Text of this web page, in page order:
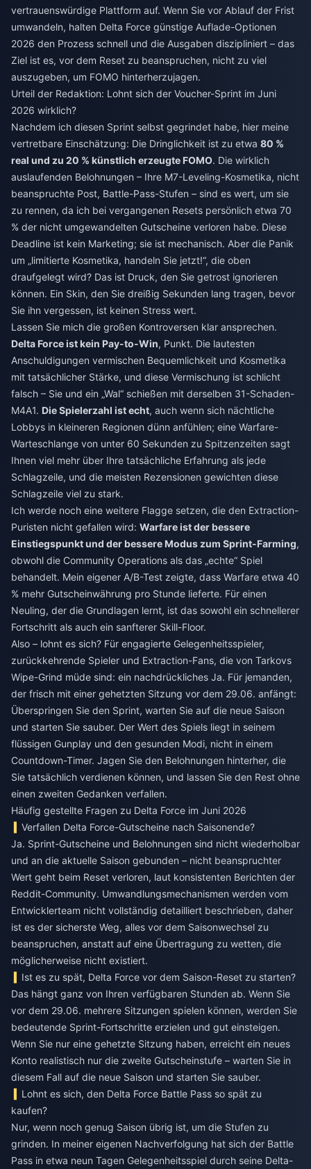
vertrauenswürdige Plattform auf. Wenn Sie vor Ablauf der Frist
umwandeln, halten Delta Force günstige Auflade-Optionen
2026 den Prozess schnell und die Ausgaben diszipliniert – das
Ziel ist es, vor dem Reset zu beanspruchen, nicht zu viel
auszugeben, um FOMO hinterherzujagen.
Urteil der Redaktion: Lohnt sich der Voucher-Sprint im Juni
2026 wirklich?
Nachdem ich diesen Sprint selbst gegrindet habe, hier meine
vertretbare Einschätzung: Die Dringlichkeit ist zu etwa 80 %
real und zu 20 % künstlich erzeugte FOMO. Die wirklich
auslaufenden Belohnungen – Ihre M7-Leveling-Kosmetika, nicht
beanspruchte Post, Battle-Pass-Stufen – sind es wert, um sie
zu rennen, da ich bei vergangenen Resets persönlich etwa 70
% der nicht umgewandelten Gutscheine verloren habe. Diese
Deadline ist kein Marketing; sie ist mechanisch. Aber die Panik
um „limitierte Kosmetika, handeln Sie jetzt!“, die oben
draufgelegt wird? Das ist Druck, den Sie getrost ignorieren
können. Ein Skin, den Sie dreißig Sekunden lang tragen, bevor
Sie ihn vergessen, ist keinen Stress wert.
Lassen Sie mich die großen Kontroversen klar ansprechen.
Delta Force ist kein Pay-to-Win, Punkt. Die lautesten
Anschuldigungen vermischen Bequemlichkeit und Kosmetika
mit tatsächlicher Stärke, und diese Vermischung ist schlicht
falsch – Sie und ein „Wal“ schießen mit derselben 31-Schaden-
M4A1. Die Spielerzahl ist echt, auch wenn sich nächtliche
Lobbys in kleineren Regionen dünn anfühlen; eine Warfare-
Warteschlange von unter 60 Sekunden zu Spitzenzeiten sagt
Ihnen viel mehr über Ihre tatsächliche Erfahrung als jede
Schlagzeile, und die meisten Rezensionen gewichten diese
Schlagzeile viel zu stark.
Ich werde noch eine weitere Flagge setzen, die den Extraction-
Puristen nicht gefallen wird: Warfare ist der bessere
Einstiegspunkt und der bessere Modus zum Sprint-Farming,
obwohl die Community Operations als das „echte“ Spiel
behandelt. Mein eigener A/B-Test zeigte, dass Warfare etwa 40
% mehr Gutscheinwährung pro Stunde lieferte. Für einen
Neuling, der die Grundlagen lernt, ist das sowohl ein schnellerer
Fortschritt als auch ein sanfterer Skill-Floor.
Also – lohnt es sich? Für engagierte Gelegenheitsspieler,
zurückkehrende Spieler und Extraction-Fans, die von Tarkovs
Wipe-Grind müde sind: ein nachdrückliches Ja. Für jemanden,
der frisch mit einer gehetzten Sitzung vor dem 29.06. anfängt:
Überspringen Sie den Sprint, warten Sie auf die neue Saison
und starten Sie sauber. Der Wert des Spiels liegt in seinem
flüssigen Gunplay und den gesunden Modi, nicht in einem
Countdown-Timer. Jagen Sie den Belohnungen hinterher, die
Sie tatsächlich verdienen können, und lassen Sie den Rest ohne
einen zweiten Gedanken verfallen.
Häufig gestellte Fragen zu Delta Force im Juni 2026
Verfallen Delta Force-Gutscheine nach Saisonende?
Ja. Sprint-Gutscheine und Belohnungen sind nicht wiederholbar
und an die aktuelle Saison gebunden – nicht beanspruchter
Wert geht beim Reset verloren, laut konsistenten Berichten der
Reddit-Community. Umwandlungsmechanismen werden vom
Entwicklerteam nicht vollständig detailliert beschrieben, daher
ist es der sicherste Weg, alles vor dem Saisonwechsel zu
beanspruchen, anstatt auf eine Übertragung zu wetten, die
möglicherweise nicht existiert.
Ist es zu spät, Delta Force vor dem Saison-Reset zu starten?
Das hängt ganz von Ihren verfügbaren Stunden ab. Wenn Sie
vor dem 29.06. mehrere Sitzungen spielen können, werden Sie
bedeutende Sprint-Fortschritte erzielen und gut einsteigen.
Wenn Sie nur eine gehetzte Sitzung haben, erreicht ein neues
Konto realistisch nur die zweite Gutscheinstufe – warten Sie in
diesem Fall auf die neue Saison und starten Sie sauber.
Lohnt es sich, den Delta Force Battle Pass so spät zu
kaufen?
Nur, wenn noch genug Saison übrig ist, um die Stufen zu
grinden. In meiner eigenen Nachverfolgung hat sich der Battle
Pass in etwa neun Tagen Gelegenheitsspiel durch seine Delta-